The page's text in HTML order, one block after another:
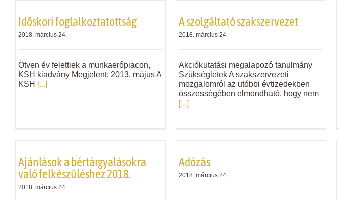
Időskori foglalkoztatottság
2018. március 24.
Ötven év felettiek a munkaerőpiacon,
KSH kiadvány Megjelent: 2013. május A
KSH [...]
A szolgáltató szakszervezet
2018. március 24.
Akciókutatási megalapozó tanulmány
Szükségletek A szakszervezeti
mozgalomról az utóbbi évtizedekben
összességében elmondható, hogy nem
[...]
Ajánlások a bértárgyalásokra
való felkészüléshez 2018.
2018. március 24.
Adózás
2018. március 24.